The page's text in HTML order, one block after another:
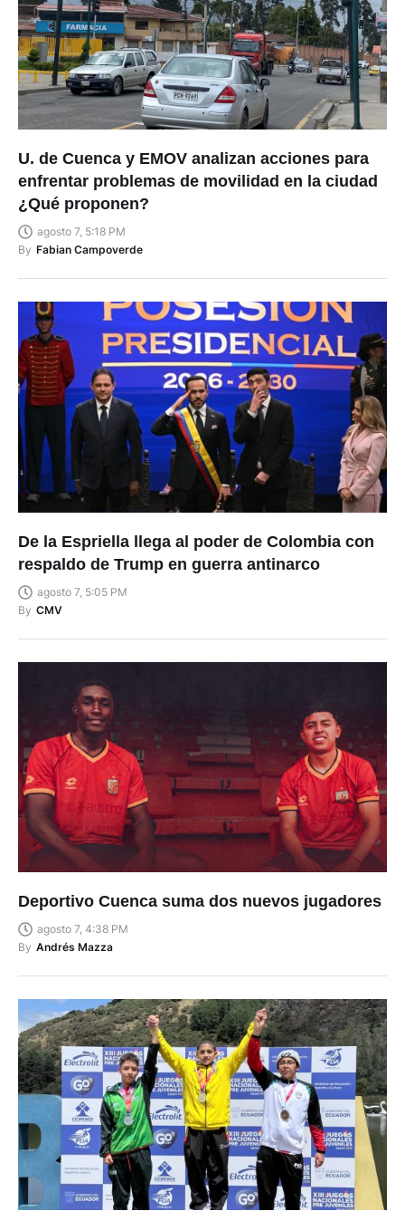
U. de Cuenca y EMOV analizan acciones para
enfrentar problemas de movilidad en la ciudad
¿Qué proponen?
agosto 7, 5:18 PM
By Fabian Campoverde
De la Espriella llega al poder de Colombia con
respaldo de Trump en guerra antinarco
agosto 7, 5:05 PM
By CMV
Deportivo Cuenca suma dos nuevos jugadores
agosto 7, 4:38 PM
By Andrés Mazza